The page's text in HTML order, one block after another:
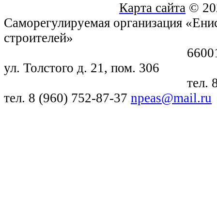
Карта сайта ©
Саморегулируемая организация
строителей»
660018, г.
ул. Толстого д. 21, пом. 306
тел. 8 (391)
тел. 8 (960) 752-87-37 npeas@mail.ru